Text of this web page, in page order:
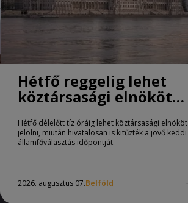
Hétfő reggelig lehet
köztársasági elnököt
Hétfő délelőtt tíz óráig lehet köztársasági elnököt
jelölni, miután hivatalosan is kitűzték a jövő keddi
államfőválasztás időpontját.
2026. augusztus 07.Belföld